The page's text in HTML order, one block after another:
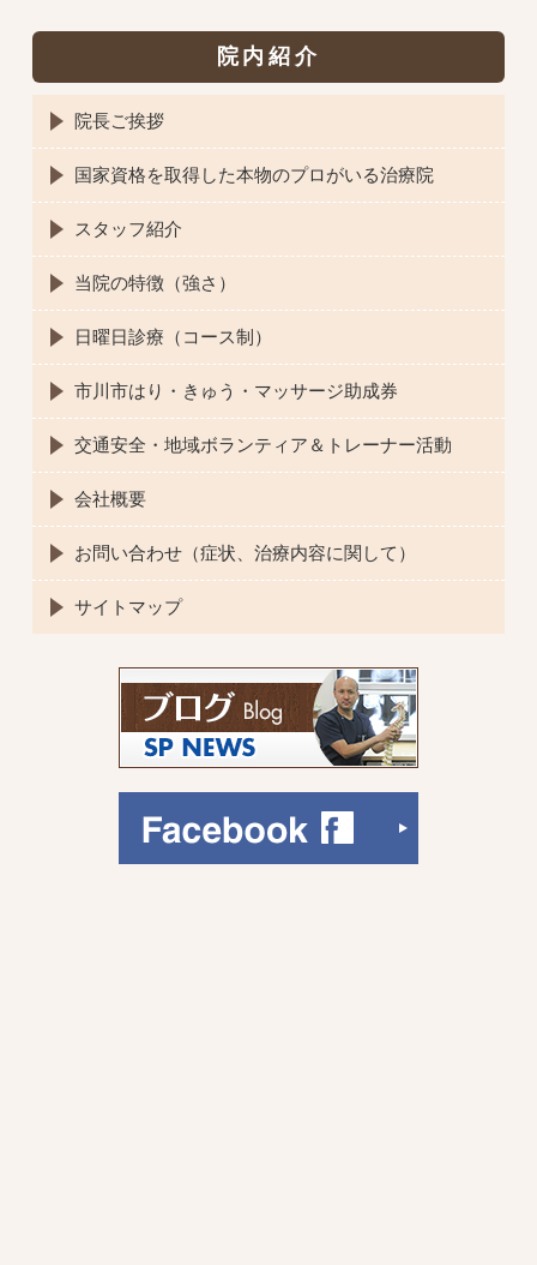
院内紹介
院長ご挨拶
国家資格を取得した本物のプロがいる治療院
スタッフ紹介
当院の特徴（強さ）
日曜日診療（コース制）
市川市はり・きゅう・マッサージ助成券
交通安全・地域ボランティア＆トレーナー活動
会社概要
お問い合わせ（症状、治療内容に関して）
サイトマップ